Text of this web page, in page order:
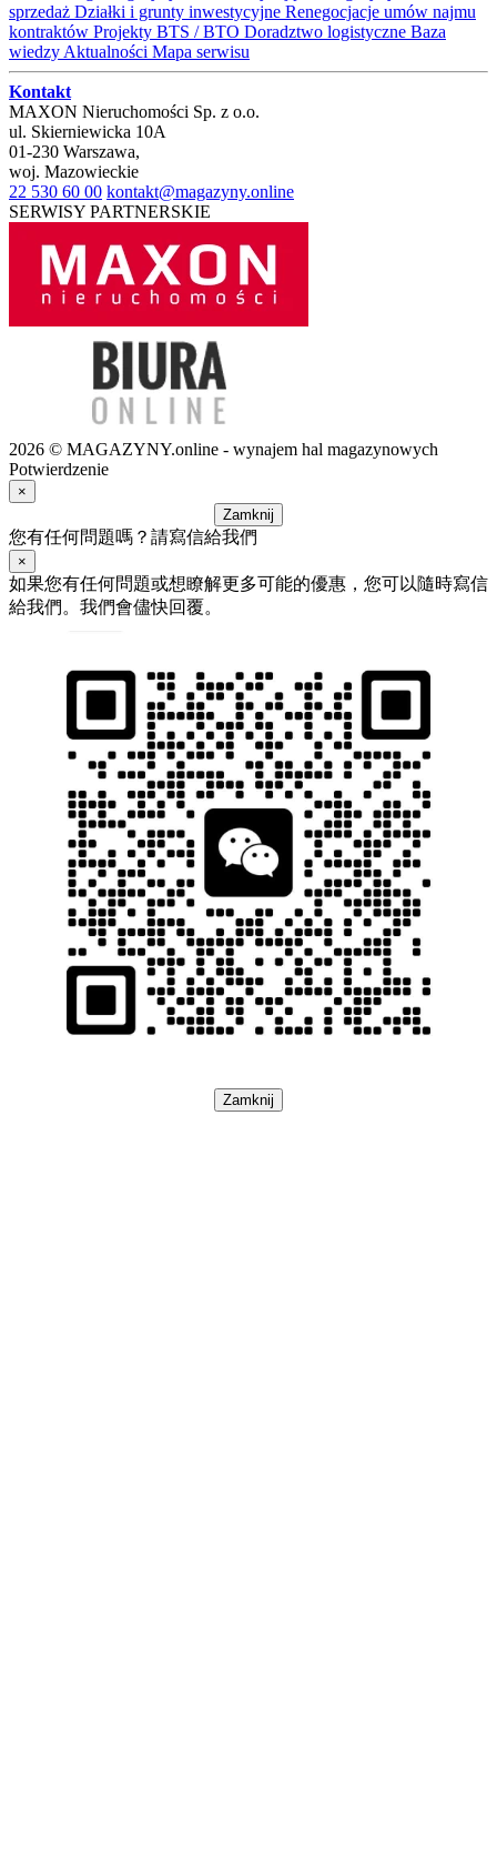
sprzedaż Działki i grunty inwestycyjne Renegocjacje umów najmu
kontraktów Projekty BTS / BTO Doradztwo logistyczne Baza
wiedzy Aktualności Mapa serwisu
Kontakt
MAXON Nieruchomości Sp. z o.o.
ul. Skierniewicka 10A
01-230 Warszawa,
woj. Mazowieckie
22 530 60 00 kontakt@magazyny.online
SERWISY PARTNERSKIE
2026 © MAGAZYNY.online - wynajem hal magazynowych
Potwierdzenie
×
Zamknij
您有任何問題嗎？請寫信給我們
×
如果您有任何問題或想瞭解更多可能的優惠，您可以隨時寫信
給我們。我們會儘快回覆。
Zamknij